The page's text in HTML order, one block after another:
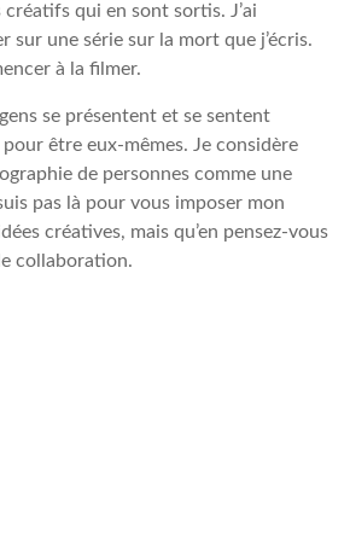
qui en sont sortis. J’ai
sur une série sur la mort que j’écris.
à la filmer.
se présentent et se sentent
pour être eux-mêmes. Je considère
de personnes comme une
pas là pour vous imposer mon
créatives, mais qu’en pensez-vous
collaboration.